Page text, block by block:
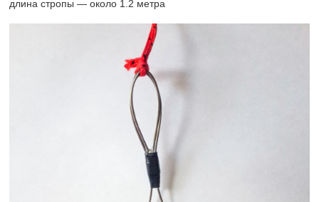
длина стропы — около 1.2 метра